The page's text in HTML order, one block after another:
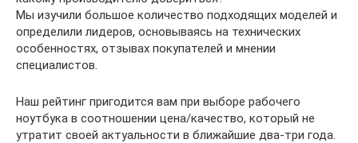
Мы изучили большое количество подходящих моделей и
определили лидеров, основываясь на технических
особенностях, отзывах покупателей и мнении
специалистов.
Наш рейтинг пригодится вам при выборе рабочего
ноутбука в соотношении цена/качество, который не
утратит своей актуальности в ближайшие два-три года.